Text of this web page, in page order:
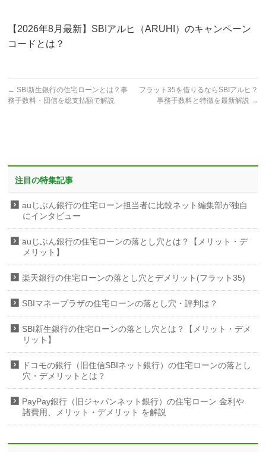
【2026年8月最新】SBIアルヒ（ARUHI）のキャンペーン
コードとは？
← SBI新生銀行の住宅ローンとは？事
務手数料・団信を総支払額で解説
フラット35を借りるならSBIアルヒ？
事務手数料と特徴を最新解説 →
注目の特集記事
auじぶん銀行の住宅ローン担当者に比較ネット編集部が独自
にインタビュー
auじぶん銀行の住宅ローンの落とし穴とは？【メリット・デ
メリット】
楽天銀行の住宅ローンの落とし穴とデメリット(フラット35)
SBIマネープラザの住宅ローンの落とし穴・評判は？
SBI新生銀行の住宅ローンの落とし穴とは？【メリット・デメ
リット】
ドコモの銀行（旧住信SBIネット銀行）の住宅ローンの落とし
穴・デメリットとは？
PayPay銀行（旧ジャパンネット銀行）の住宅ローン 金利や
諸費用、メリット・デメリット を解説